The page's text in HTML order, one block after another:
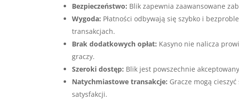
Bezpieczeństwo: Blik zapewnia zaawansowane
Wygoda: Płatności odbywają się szybko i
transakcjach.
Brak dodatkowych opłat: Kasyno nie nalicza
graczy.
Szeroki dostęp: Blik jest powszechnie
Natychmiastowe transakcje: Gracze mogą
satysfakcji.